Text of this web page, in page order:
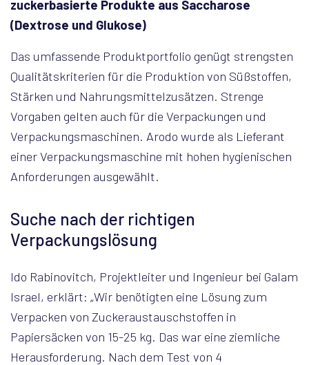
zuckerbasierte Produkte aus Saccharose
(Dextrose und Glukose)
Das umfassende Produktportfolio genügt strengsten
Qualitätskriterien für die Produktion von Süßstoffen,
Stärken und Nahrungsmittelzusätzen. Strenge
Vorgaben gelten auch für die Verpackungen und
Verpackungsmaschinen. Arodo wurde als Lieferant
einer Verpackungsmaschine mit hohen hygienischen
Anforderungen ausgewählt.
Suche nach der richtigen
Verpackungslösung
Ido Rabinovitch, Projektleiter und Ingenieur bei Galam
Israel, erklärt: „Wir benötigten eine Lösung zum
Verpacken von Zuckeraustauschstoffen in
Papiersäcken von 15-25 kg. Das war eine ziemliche
Herausforderung. Nach dem Test von 4